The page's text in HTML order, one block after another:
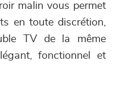
malin vous permet
en toute discrétion,
TV de la même
fonctionnel et